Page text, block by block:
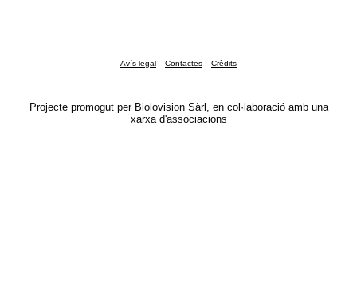
Avís legal Contactes Crèdits
Projecte promogut per Biolovision Sàrl, en col·laboració amb una
xarxa d'associacions